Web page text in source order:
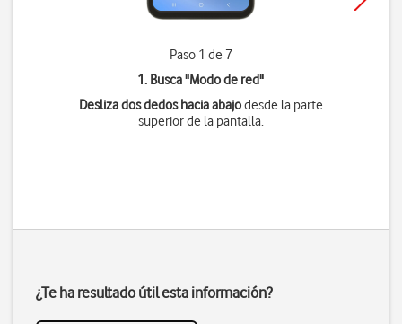
Paso 1 de 7
1. Busca "Modo de red"
Desliza dos dedos hacia abajodesde la parte
superior de la pantalla.
¿Te ha resultado útil esta información?